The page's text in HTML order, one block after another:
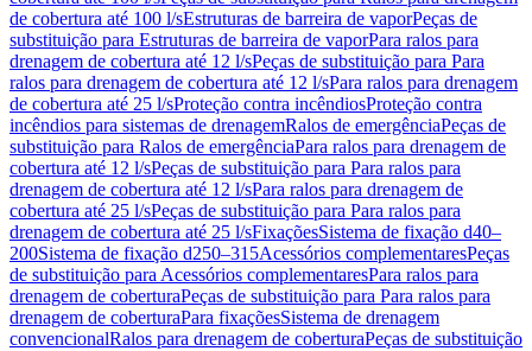
de cobertura até 100 l/sEstruturas de barreira de vaporPeças de
substituição para Estruturas de barreira de vaporPara ralos para
drenagem de cobertura até 12 l/sPeças de substituição para Para
ralos para drenagem de cobertura até 12 l/sPara ralos para drenagem
de cobertura até 25 l/sProteção contra incêndiosProteção contra
incêndios para sistemas de drenagemRalos de emergênciaPeças de
substituição para Ralos de emergênciaPara ralos para drenagem de
cobertura até 12 l/sPeças de substituição para Para ralos para
drenagem de cobertura até 12 l/sPara ralos para drenagem de
cobertura até 25 l/sPeças de substituição para Para ralos para
drenagem de cobertura até 25 l/sFixaçõesSistema de fixação d40–
200Sistema de fixação d250–315Acessórios complementaresPeças
de substituição para Acessórios complementaresPara ralos para
drenagem de coberturaPeças de substituição para Para ralos para
drenagem de coberturaPara fixaçõesSistema de drenagem
convencionalRalos para drenagem de coberturaPeças de substituição